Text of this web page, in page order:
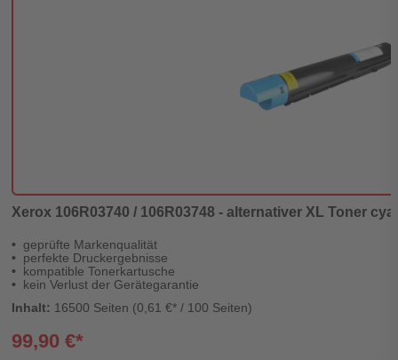
Xerox 106R03740 / 106R03748 - alternativer XL Toner
geprüfte Markenqualität
perfekte Druckergebnisse
kompatible Tonerkartusche
kein Verlust der Gerätegarantie
Inhalt: 16500 Seiten (0,61 €* / 100 Seiten)
99,90 €*